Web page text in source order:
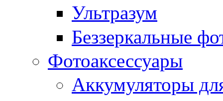
Ультразум
Беззеркальные
Фотоаксессуары
Аккумуляторы